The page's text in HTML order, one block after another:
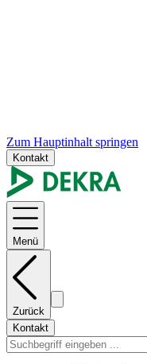
Zum Hauptinhalt springen
Kontakt
Menü
Zurück
Kontakt